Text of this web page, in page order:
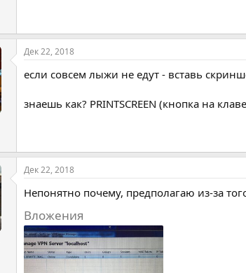
Дек 22, 2018
если совсем лыжи не едут - вставь
знаешь как? PRINTSCREEN (кнопка на
Дек 22, 2018
Непонятно почему, предполагаю из-за
Вложения